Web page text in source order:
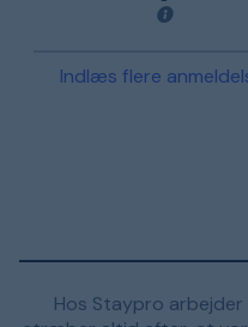
Indlæs flere
Hos Staypro